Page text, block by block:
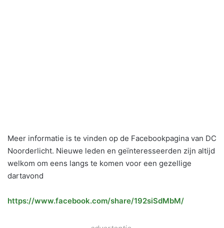
Meer informatie is te vinden op de Facebookpagina van DC
Noorderlicht. Nieuwe leden en geïnteresseerden zijn altijd
welkom om eens langs te komen voor een gezellige
dartavond
https://www.facebook.com/share/192siSdMbM/